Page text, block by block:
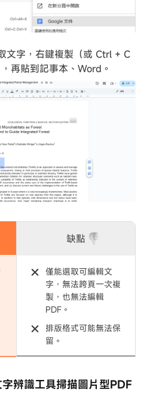
文字，右鍵複製（或 Ctrl + C
再貼到記事本、Word。
缺點
僅能選取可編輯文
字，無法跨頁一次複
製，也無法編輯
PDF。
排版格式可能無法保
留。
辨識工具掃描圖片型PDF